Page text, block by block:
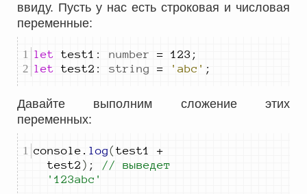
ввиду. Пусть у нас есть строковая и числовая
переменные:
let test1 : number = 123 ;
let test2 : string = 'abc' ;
Давайте выполним сложение этих
переменных:
console . log( test1
+
test2 ) ;
// выведет
'123abc'